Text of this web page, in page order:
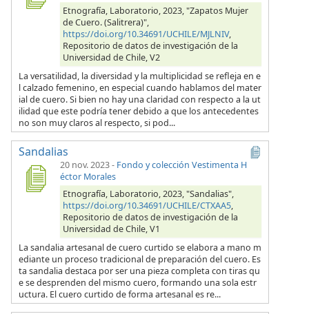
Etnografía, Laboratorio, 2023, "Zapatos Mujer
de Cuero. (Salitrera)",
https://doi.org/10.34691/UCHILE/MJLNIV,
Repositorio de datos de investigación de la
Universidad de Chile, V2
La versatilidad, la diversidad y la multiplicidad se refleja en e
l calzado femenino, en especial cuando hablamos del mater
ial de cuero. Si bien no hay una claridad con respecto a la ut
ilidad que este podría tener debido a que los antecedentes
no son muy claros al respecto, si pod...
Sandalias
20 nov. 2023- Fondo y colección Vestimenta H
éctor Morales
Etnografía, Laboratorio, 2023, "Sandalias",
https://doi.org/10.34691/UCHILE/CTXAA5,
Repositorio de datos de investigación de la
Universidad de Chile, V1
La sandalia artesanal de cuero curtido se elabora a mano m
ediante un proceso tradicional de preparación del cuero. Es
ta sandalia destaca por ser una pieza completa con tiras qu
e se desprenden del mismo cuero, formando una sola estr
uctura. El cuero curtido de forma artesanal es re...